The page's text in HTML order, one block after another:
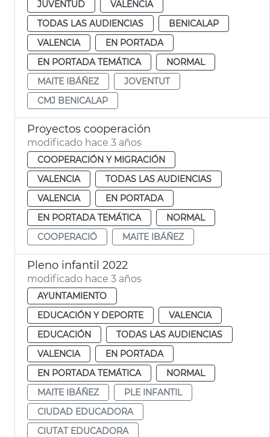
JUVENTUD
VALENCIA
TODAS LAS AUDIENCIAS
BENICALAP
VALENCIA
EN PORTADA
EN PORTADA TEMÁTICA
NORMAL
MAITE IBÁÑEZ
JOVENTUT
CMJ BENICALAP
Proyectos cooperación
modificado hace 3 años
COOPERACIÓN Y MIGRACIÓN
VALENCIA
TODAS LAS AUDIENCIAS
VALENCIA
EN PORTADA
EN PORTADA TEMÁTICA
NORMAL
COOPERACIÓ
MAITE IBÁÑEZ
Pleno infantil 2022
modificado hace 3 años
AYUNTAMIENTO
EDUCACIÓN Y DEPORTE
VALENCIA
EDUCACIÓN
TODAS LAS AUDIENCIAS
VALENCIA
EN PORTADA
EN PORTADA TEMÁTICA
NORMAL
MAITE IBÁÑEZ
PLE INFANTIL
CIUDAD EDUCADORA
CIUTAT EDUCADORA